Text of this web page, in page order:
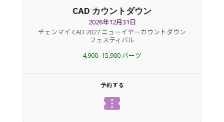
CAD カウントダウン
2026年12月31日
チェンマイ CAD 2027 ニューイヤーカウントダウン
フェスティバル
4,900–15,900 バーツ
予約する
confirmation_number